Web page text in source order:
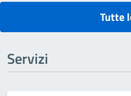
Tutte
Servizi